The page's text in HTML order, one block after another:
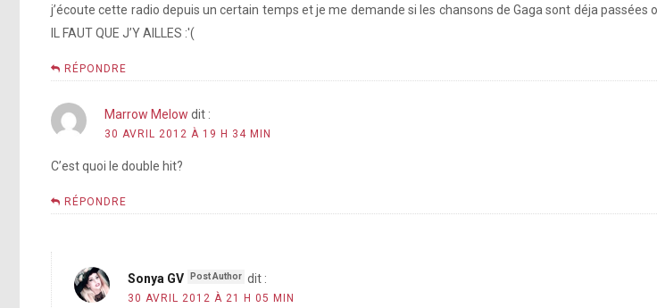
j’écoute cette radio depuis un certain temps et je me demande si les chansons de Gaga sont déja passées
IL FAUT QUE J’Y AILLES :'(
RÉPONDRE
Marrow Melow dit :
30 AVRIL 2012 À 19 H 34 MIN
C’est quoi le double hit?
RÉPONDRE
Sonya GV dit :
30 AVRIL 2012 À 21 H 05 MIN